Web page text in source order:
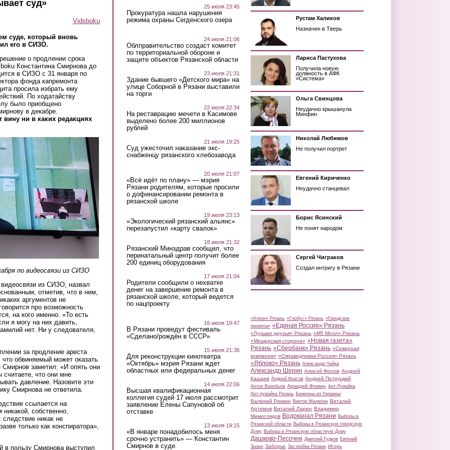
суд»
Vidsboku
суде, который вновь
его в СИЗО.
о продлении срока
Константина Смирнова до
в СИЗО с 31 января по
фонда капремонта
просила избрать ему
По ходатайству
было приобщено
в декабре.
вину ни в каких редакциях
по видеосвязи из СИЗО
из СИЗО, назвал
отметив, что в нем,
аргументов не
про возможность
на кого именно. «То есть
я могу на них давить,
нет. Ни у следователя,
за продление ареста
обвиняемый может оказать
Смирнов заметил: «И опять они
считаете, что они мне
давление. Назовите эти
Смирнова не ответила.
ссылается на
собственно,
никак не
только как конспиратора»,
в пользу Смирнова выступил
25 июля 23:45
Прокуратура нашла нарушения
режима охраны Сегденского озера
24 июля 21:06
Облправительство создаст комитет
по территориальной обороне и
защите объектов Рязанской области
23 июля 21:31
Здание бывшего «Детского мира» на
улице Соборной в Рязани выставили
на торги
22 июля 22:34
На реставрацию мечети в Касимове
выделено более 200 миллионов
рублей
21 июля 19:25
Суд ужесточил наказание экс-
снабженцу рязанского хлебозавода
20 июля 21:07
«Всё идёт по плану» — мэрия
Рязани родителям, которые просили
о дофинансировании ремонта в
рязанской школе
19 июля 23:13
«Экологический рязанский альянс»
перезапустил «карту свалок»
18 июля 21:32
Рязанский Минздрав сообщил, что
перинатальный центр получит более
200 единиц оборудования
17 июля 21:04
Родители сообщили о нехватке
денег на завершение ремонта в
рязанской школе, который ведется
по нацпроекту
16 июля 19:47
В Рязани проведут фестиваль
«Сделано/рождён в СССР»
15 июля 21:36
Для реконструкции кинотеатра
«Октябрь» мэрия Рязани ждет
областных или федеральных денег
14 июля 22:06
Высшая квалификационная
коллегия судей 17 июля рассмотрит
заявление Елены Сапуновой об
отставке
13 июля 19:15
«В январе понадобилось меня
срочно устранить» — Константин
Смирнов в суде
Рустам Халиков
Назначен в Тверь
Лариса Пастухова
Получила новую
должность в АФК
«Система»
Ольга Свинцова
Неудачно крышанула
Минфин
Николай Любимов
Не получил портрет
Евгений Кириченко
Неудачно станцевал
Борис Ясинский
Не понят народом
Сергей Чиграков
Создал интригу в Рязани
«Атрон» Рязань «Глобус» Рязань «Городские
проекты» «Единая Россия» Рязань
«Лучшие друзья» Рязань «М5 Молл» Рязань
«Мещерская сторона» «Новая газета»
Рязань «Сбербанк» Рязань «Северная
компания» «Справедливая Россия» Рязань
«Яблоко» Рязань Александр Чайка
Александр Шерин Алексей Фролов Андрей
Кашаев Андрей Красов Андрей Петруцкий
Антон Воробьев Аркадий Фомин Арт-Лужайка
Арт-лужайка Рязань Беженцы из Украины
Валерий Рюмин Виктор Малюгин Виталий
Артемов Виталий Ларин Владимир
Мимоглядов Водоканал Рязани Выборы в
Рязанской области Выборы в Рязанскую городскую
Думу Выборы в Рязанскую областную Думу
Дашково-Песочня Дмитрий Гудков Евгений
Зызин Заборье Застройка Рязани Игорь